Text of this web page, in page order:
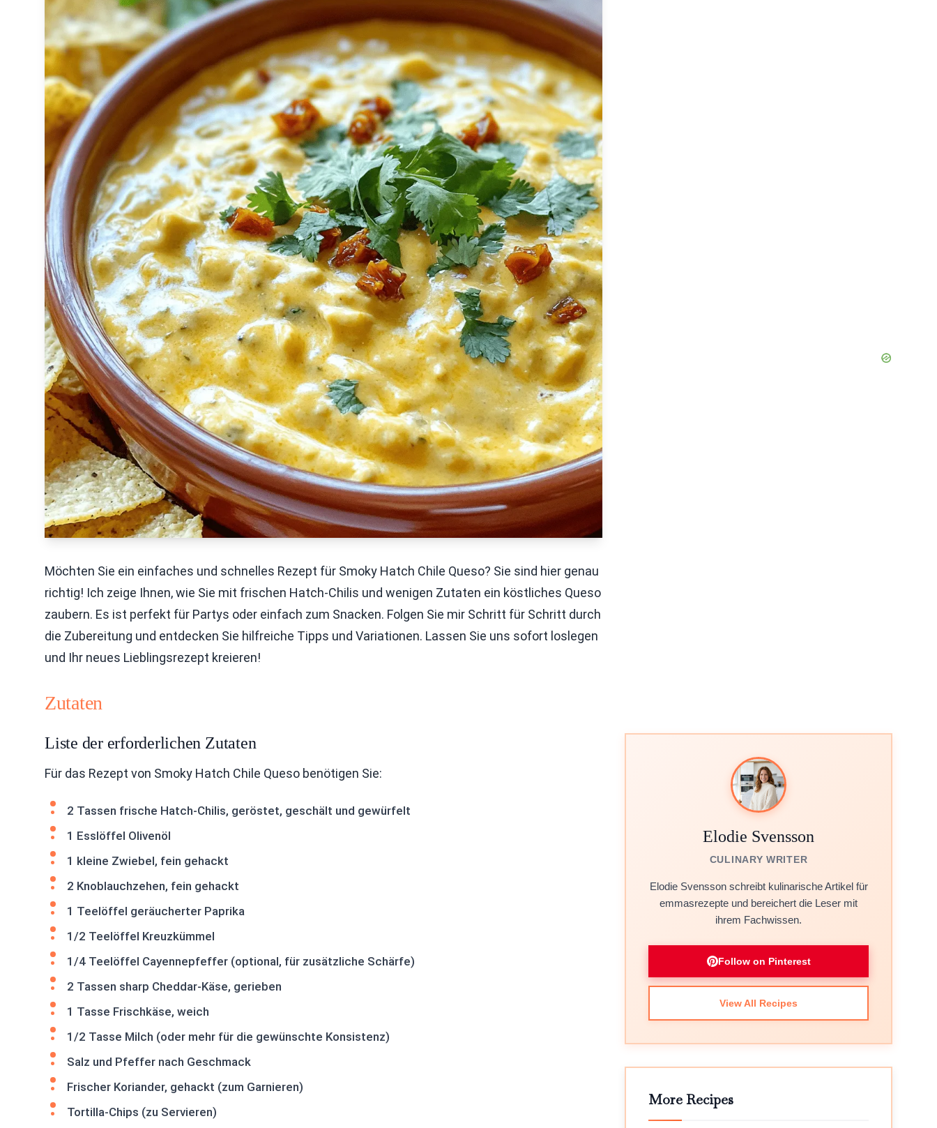
Möchten Sie ein einfaches und schnelles Rezept für Smoky Hatch Chile Queso? Sie sind hier genau
richtig! Ich zeige Ihnen, wie Sie mit frischen Hatch-Chilis und wenigen Zutaten ein köstliches Queso
zaubern. Es ist perfekt für Partys oder einfach zum Snacken. Folgen Sie mir Schritt für Schritt durch
die Zubereitung und entdecken Sie hilfreiche Tipps und Variationen. Lassen Sie uns sofort loslegen
und Ihr neues Lieblingsrezept kreieren!
Zutaten
Liste der erforderlichen Zutaten
Für das Rezept von Smoky Hatch Chile Queso benötigen Sie:
2 Tassen frische Hatch-Chilis, geröstet, geschält und gewürfelt
1 Esslöffel Olivenöl
1 kleine Zwiebel, fein gehackt
2 Knoblauchzehen, fein gehackt
1 Teelöffel geräucherter Paprika
1/2 Teelöffel Kreuzkümmel
1/4 Teelöffel Cayennepfeffer (optional, für zusätzliche Schärfe)
2 Tassen sharp Cheddar-Käse, gerieben
1 Tasse Frischkäse, weich
1/2 Tasse Milch (oder mehr für die gewünschte Konsistenz)
Salz und Pfeffer nach Geschmack
Frischer Koriander, gehackt (zum Garnieren)
Tortilla-Chips (zu Servieren)
Elodie Svensson
CULINARY WRITER
Elodie Svensson schreibt kulinarische Artikel für
emmasrezepte und bereichert die Leser mit
ihrem Fachwissen.
Follow on Pinterest
View All Recipes
More Recipes